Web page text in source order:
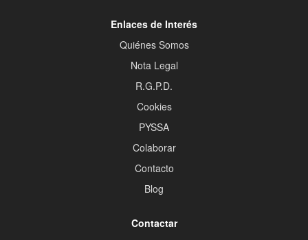
Enlaces de Interés
Quiénes Somos
Nota Legal
R.G.P.D.
Cookies
PYSSA
Colaborar
Contacto
Blog
Contactar